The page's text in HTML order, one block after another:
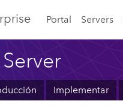
Portal Servers
Implementar